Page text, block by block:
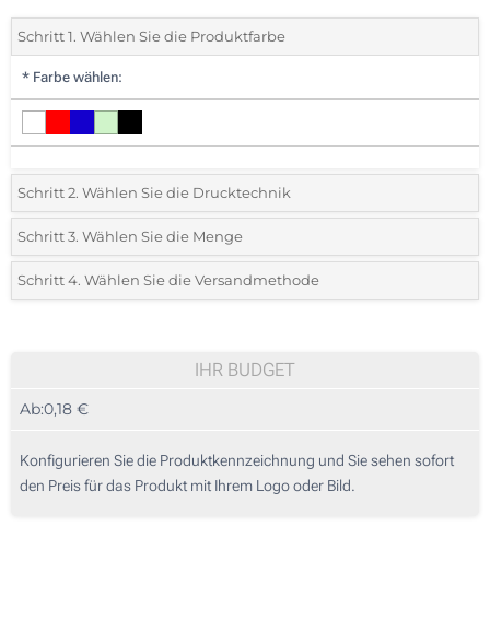
Schritt 1. Wählen Sie die Produktfarbe
* Farbe wählen:
Schritt 2. Wählen Sie die Drucktechnik
*Wählen Sie die Druck- und Farbtechniken für Ihr Logo:
1 Farbig (Auf einer Seite)
3 Farbig (Auf einer Seite)
Vollfarbdruck (Auf einer Seite)
Schritt 3. Wählen Sie die Menge
*Bitte wählen Sie Ihre gewünschte Menge
100
250
500
Schritt 4. Wählen Sie die Versandmethode
IHR BUDGET
Ab:0,18 €
Konfigurieren Sie die Produktkennzeichnung und Sie sehen sofort
den Preis für das Produkt mit Ihrem Logo oder Bild.